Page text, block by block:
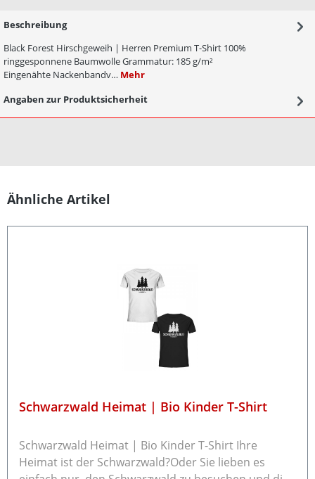
Beschreibung
Black Forest Hirschgeweih | Herren Premium T-Shirt 100%
ringgesponnene Baumwolle Grammatur: 185 g/m²
Eingenähte Nackenbandv… Mehr
Angaben zur Produktsicherheit
Produktgalerie überspringen
Ähnliche Artikel
Schwarzwald Heimat | Bio Kinder T-Shirt
Schwarzwald Heimat | Bio Kinder T-Shirt Ihre
Heimat ist der Schwarzwald?Oder Sie lieben es